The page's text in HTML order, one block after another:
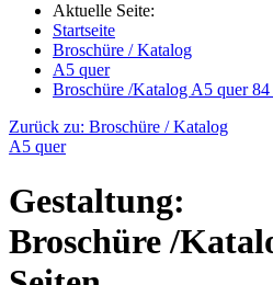
Aktuelle Seite:
Startseite
Broschüre / Katalog
A5 quer
Broschüre /Katalog A5 quer 84
Zurück zu: Broschüre / Katalog
A5 quer
Gestaltung:
Broschüre /